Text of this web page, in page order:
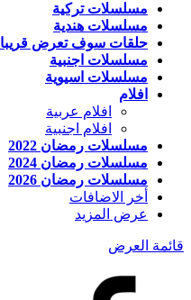
مسلسلات تركية
مسلسلات هندية
حلقات سوف تعرض قريبا
مسلسلات اجنبية
مسلسلات اسيوية
افلام
افلام عربية
افلام اجنبية
مسلسلات رمضان 2022
مسلسلات رمضان 2024
مسلسلات رمضان 2026
أخر الاضافات
عرض المزيد
قائمة العرض